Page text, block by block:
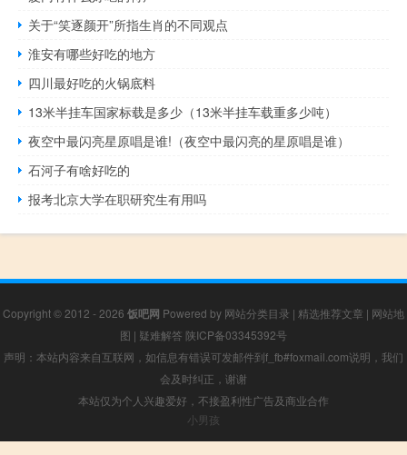
关于“笑逐颜开”所指生肖的不同观点
淮安有哪些好吃的地方
四川最好吃的火锅底料
13米半挂车国家标载是多少（13米半挂车载重多少吨）
夜空中最闪亮星原唱是谁!（夜空中最闪亮的星原唱是谁）
石河子有啥好吃的
报考北京大学在职研究生有用吗
Copyright © 2012 - 2026 饭吧网 Powered by 网站分类目录 | 精选推荐文章 | 网站地
图 | 疑难解答 陕ICP备03345392号
声明：本站内容来自互联网，如信息有错误可发邮件到f_fb#foxmail.com说明，我们
会及时纠正，谢谢
本站仅为个人兴趣爱好，不接盈利性广告及商业合作
小男孩